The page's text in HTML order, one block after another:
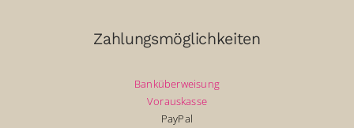
Zahlungsmöglichkeiten
Banküberweisung
Vorauskasse
PayPal